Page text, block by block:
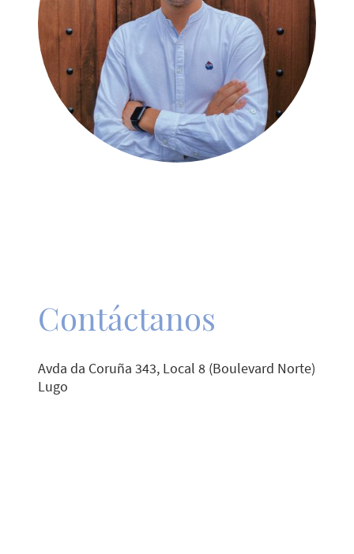
Contáctanos
Avda da Coruña 343, Local 8 (Boulevard Norte)
Lugo